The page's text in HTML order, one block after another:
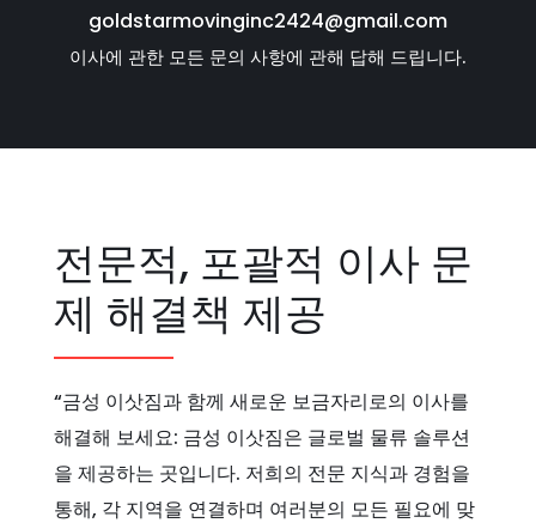
goldstarmovinginc2424@gmail.com
이사에 관한 모든 문의 사항에 관해 답해 드립니다.
전문적, 포괄적 이사 문
제 해결책 제공
“금성 이삿짐과 함께 새로운 보금자리로의 이사를
해결해 보세요: 금성 이삿짐은 글로벌 물류 솔루션
을 제공하는 곳입니다. 저희의 전문 지식과 경험을
통해, 각 지역을 연결하며 여러분의 모든 필요에 맞